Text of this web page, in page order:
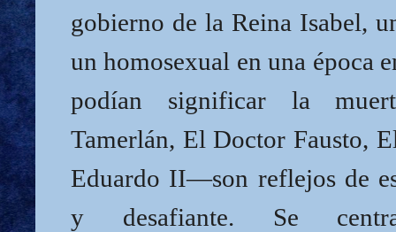
gobierno de la Reina Isabel,
un homosexual en una época
podían significar la
Tamerlán, El Doctor Fausto,
Eduardo II—son reflejos de
y desafiante. Se